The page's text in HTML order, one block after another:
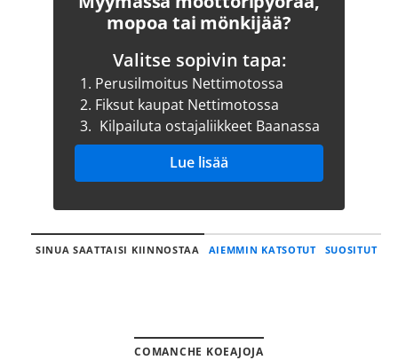
mopoa tai mönkijää?
Valitse sopivin tapa:
1. Perusilmoitus Nettimotossa
2. Fiksut kaupat Nettimotossa
3. Kilpailuta ostajaliikkeet Baanassa
Lue lisää
SINUA SAATTAISI KIINNOSTAA AIEMMIN KATSOTUT SUOSITUT
COMANCHE KOEAJOJA